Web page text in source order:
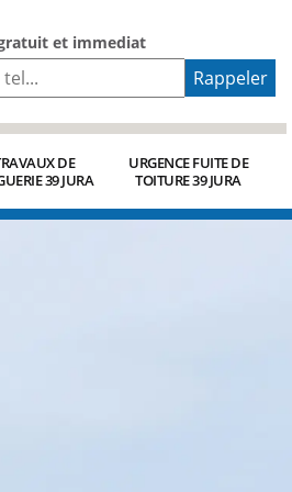
et immediat
DE
39 JURA
URGENCE FUITE DE
TOITURE 39 JURA